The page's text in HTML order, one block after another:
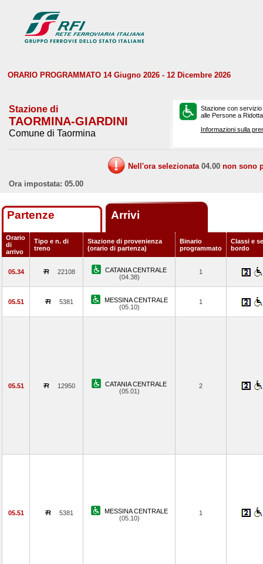
ORARIO PROGRAMMATO 14 Giugno 2026 - 12 Dicembre 2026
Stazione di
TAORMINA-GIARDINI
Comune di Taormina
Stazione con
alle Persone a
Informazioni sulla
Nell'ora selezionata 04.00 non sono
Ora impostata: 05.00
Partenze Arrivi
Orario
di
arrivo
Tipo e n. di
treno
Stazione di provenienza
(orario di partenza)
Binario
programmato
Classi e
bordo
05.34 22108
CATANIA CENTRALE
(04.38)
1
05.51 5381
MESSINA CENTRALE
(05.10)
1
05.51 12950
CATANIA CENTRALE
(05.01)
2
05.51 5381
MESSINA CENTRALE
(05.10)
1